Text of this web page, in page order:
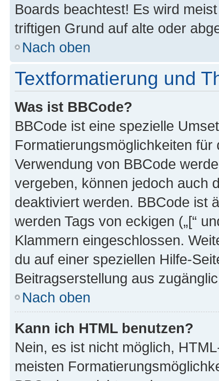
Boards beachtest! Es wird
triftigen Grund auf alte oder
Nach oben
Textformatierung und
Was ist BBCode?
BBCode ist eine spezielle
Formatierungsmöglichkeiten
Verwendung von BBCode
vergeben, können jedoch auch
deaktiviert werden. BBCode ist
werden Tags von eckigen („[“
Klammern eingeschlossen.
du auf einer speziellen Hilfe-
Beitragserstellung aus
Nach oben
Kann ich HTML benutzen?
Nein, es ist nicht möglich,
meisten